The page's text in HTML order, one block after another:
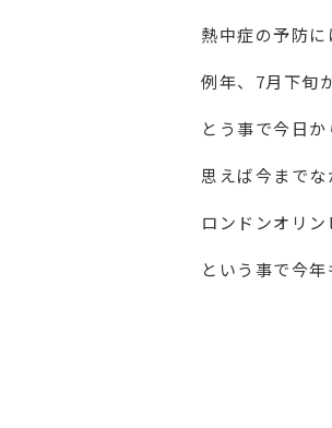
熱中症の予防
例年、7月下旬
とう事で今日
思えば今まで
ロンドンオリ
という事で今